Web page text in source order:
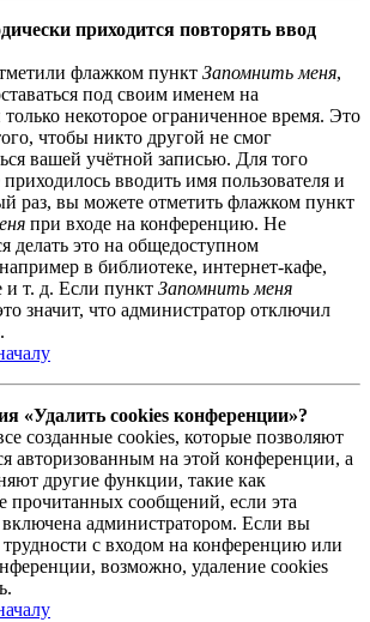
приходится повторять ввод
флажком пункт Запомнить меня,
под своим именем на
некоторое ограниченное время. Это
чтобы никто другой не смог
вашей учётной записью. Для того
вводить имя пользователя и
раз, вы можете отметить флажком пункт
при входе на конференцию. Не
делать это на общедоступном
в библиотеке, интернет-кафе,
и т. д. Если пункт Запомнить меня
значит, что администратор отключил
«Удалить cookies конференции»?
созданные cookies, которые позволяют
авторизованным на этой конференции, а
другие функции, такие как
прочитанных сообщений, если эта
администратором. Если вы
с входом на конференцию или
возможно, удаление cookies